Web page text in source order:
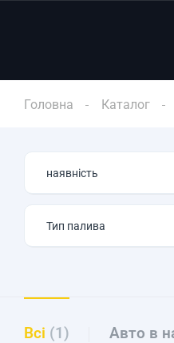
Головна Каталог
Всі (1) Авто в